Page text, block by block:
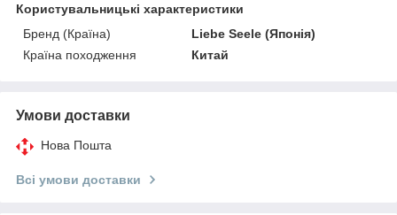
Користувальницькі характеристики
Бренд (Країна)
Liebe Seele (Японія)
Країна походження
Китай
Умови доставки
Нова Пошта
Всі умови доставки